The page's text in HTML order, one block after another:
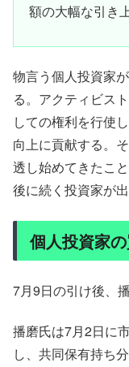
額の大幅な引き
物言う個人投資家
る。アクティビス
しての権利を行使
向上に貢献する。
透し始めてきたこ
後に続く投資家が
個人投資家
7月9日の引け後、
播磨氏は7月2日に
し、共同保有持ち